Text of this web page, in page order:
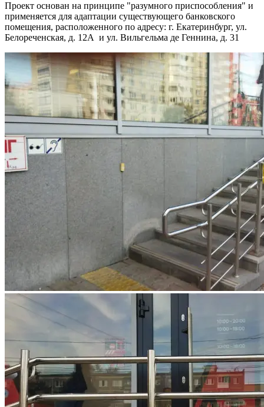
Проект основан на принципе "разумного приспособления" и
применяется для адаптации существующего банковского
помещения, расположенного по адресу: г. Екатеринбург, ул.
Белореченская, д. 12А и ул. Вильгельма де Геннина, д. 31